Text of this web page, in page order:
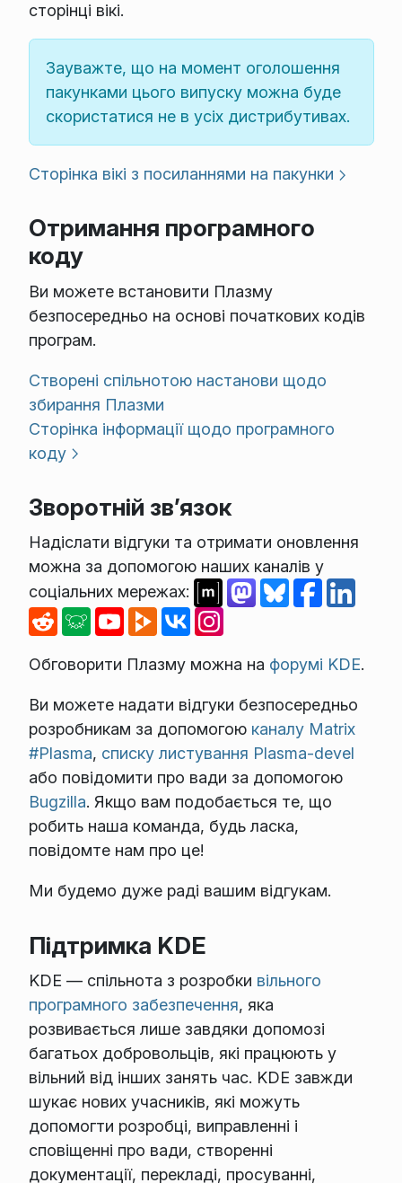
сторінці вікі.
Зауважте, що на момент оголошення
пакунками цього випуску можна буде
скористатися не в усіх дистрибутивах.
Сторінка вікі з посиланнями на пакунки
Отримання програмного
коду
Ви можете встановити Плазму
безпосередньо на основі початкових кодів
програм.
Створені спільнотою настанови щодо
збирання Плазми
Сторінка інформації щодо програмного
коду
Зворотній зв’язок
Надіслати відгуки та отримати оновлення
можна за допомогою наших каналів у
соціальних мережах:
Обговорити Плазму можна на форумі KDE.
Ви можете надати відгуки безпосередньо
розробникам за допомогою каналу Matrix
#Plasma, списку листування Plasma-devel
або повідомити про вади за допомогою
Bugzilla. Якщо вам подобається те, що
робить наша команда, будь ласка,
повідомте нам про це!
Ми будемо дуже раді вашим відгукам.
Підтримка KDE
KDE — спільнота з розробки вільного
програмного забезпечення, яка
розвивається лише завдяки допомозі
багатьох добровольців, які працюють у
вільний від інших занять час. KDE завжди
шукає нових учасників, які можуть
допомогти розробці, виправленні і
сповіщенні про вади, створенні
документації, перекладі, просуванні,